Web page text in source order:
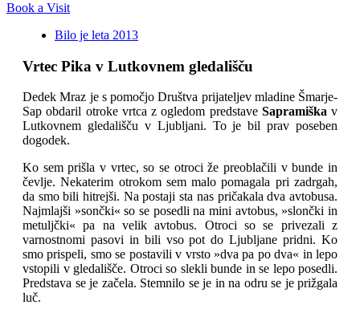
Book a Visit
Bilo je leta 2013
Vrtec Pika v Lutkovnem gledališču
Dedek Mraz je s pomočjo Društva prijateljev mladine Šmarje-
Sap obdaril otroke vrtca z ogledom predstave Sapramiškav
Lutkovnem gledališču v Ljubljani. To je bil prav poseben
dogodek.
Ko sem prišla v vrtec, so se otroci že preoblačili v bunde in
čevlje. Nekaterim otrokom sem malo pomagala pri zadrgah,
da smo bili hitrejši. Na postaji sta nas pričakala dva avtobusa.
Najmlajši »sončki« so se posedli na mini avtobus, »slončki in
metuljčki« pa na velik avtobus. Otroci so se privezali z
varnostnomi pasovi in bili vso pot do Ljubljane pridni. Ko
smo prispeli, smo se postavili v vrsto »dva pa po dva« in lepo
vstopili v gledališče. Otroci so slekli bunde in se lepo posedli.
Predstava se je začela. Stemnilo se je in na odru se je prižgala
luč.